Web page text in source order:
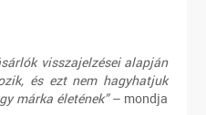
visszajelzései alapján
és ezt nem hagyhatjuk
márka életének”– mondja